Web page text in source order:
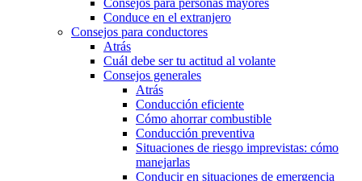
Consejos para personas mayores
Conduce en el extranjero
Consejos para conductores
Atrás
Cuál debe ser tu actitud al volante
Consejos generales
Atrás
Conducción eficiente
Cómo ahorrar combustible
Conducción preventiva
Situaciones de riesgo imprevistas: cómo
manejarlas
Conducir en situaciones de emergencia